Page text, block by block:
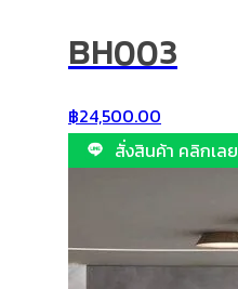
BH003
฿24,500.00
สั่งสินค้า คลิกเลย